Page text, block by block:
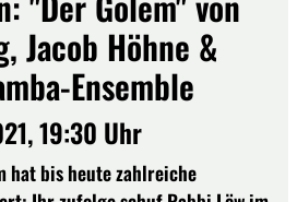
Jacob Höhne &
Ensemble
19:30 Uhr
hat bis heute zahlreiche